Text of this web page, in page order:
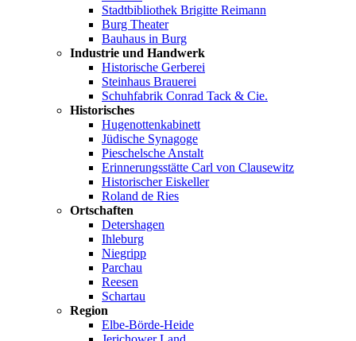
Stadtbibliothek Brigitte Reimann
Burg Theater
Bauhaus in Burg
Industrie und Handwerk
Historische Gerberei
Steinhaus Brauerei
Schuhfabrik Conrad Tack & Cie.
Historisches
Hugenottenkabinett
Jüdische Synagoge
Pieschelsche Anstalt
Erinnerungsstätte Carl von Clausewitz
Historischer Eiskeller
Roland de Ries
Ortschaften
Detershagen
Ihleburg
Niegripp
Parchau
Reesen
Schartau
Region
Elbe-Börde-Heide